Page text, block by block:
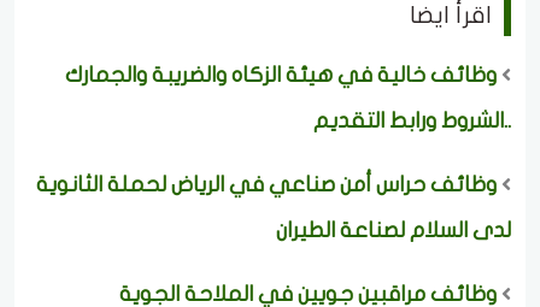
اقرأ ايضا
وظائف خالية في هيئة الزكاه والضريبة والجمارك
..الشروط ورابط التقديم
وظائف حراس أمن صناعي في الرياض لحملة الثانوية
لدى السلام لصناعة الطيران
وظائف مراقبين جويين في الملاحة الجوية